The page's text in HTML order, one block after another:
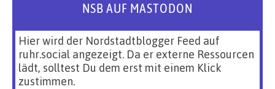
NSB AUF MASTODON
Hier wird der Nordstadtblogger Feed auf
ruhr.social angezeigt. Da er externe Ressourcen
lädt, solltest Du dem erst mit einem Klick
zustimmen.